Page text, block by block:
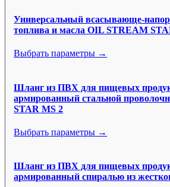
Универсальный всасывающе-
топлива и масла OIL STREAM
Выбрать параметры →
Шланг из ПВХ для пищевых
армированный стальной
STAR MS 2
Выбрать параметры →
Шланг из ПВХ для пищевых
армированный спиралью из